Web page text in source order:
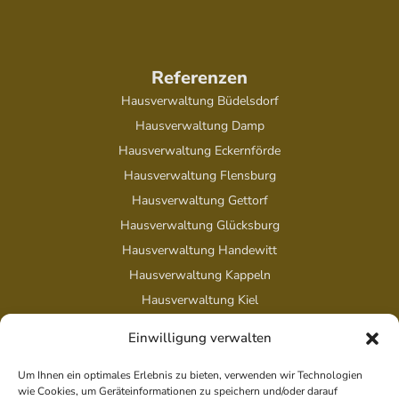
Einwilligung verwalten
Um Ihnen ein optimales Erlebnis zu bieten, verwenden wir Technologien
wie Cookies, um Geräteinformationen zu speichern und/oder darauf
Referenzen
Hausverwaltung Büdelsdorf
Hausverwaltung Damp
Hausverwaltung Eckernförde
Hausverwaltung Flensburg
Hausverwaltung Gettorf
Hausverwaltung Glücksburg
Hausverwaltung Handewitt
Hausverwaltung Kappeln
Hausverwaltung Kiel
Rechtliches